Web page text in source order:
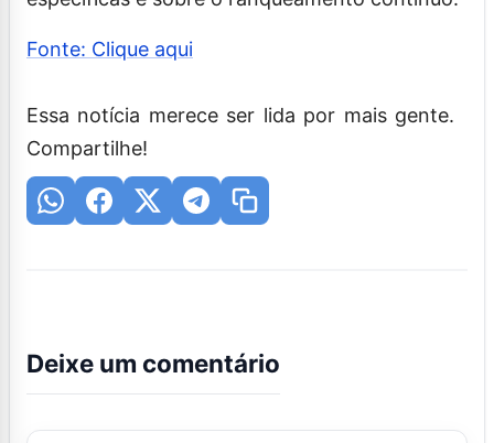
Fonte: Clique aqui
Essa notícia merece ser lida por mais gente.
Compartilhe!
Deixe um comentário